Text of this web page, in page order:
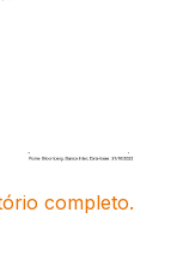
completo.